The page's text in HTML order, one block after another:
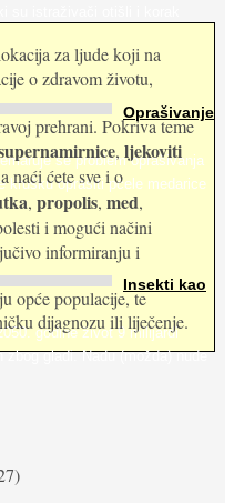
Oprašivanje
se problem oprašivanja
krušku oprašiti pčele medarice
Insekti kao
godine život 9 milijardi
gladi. Nadu (možda) nude
za ljude koji na
o zdravom životu,
prehrani. Pokriva teme
, ljekoviti
naći ćete sve i o
, propolis, med,
i mogući načini
informiranju i
opće populacije, te
dijagnozu ili liječenje.